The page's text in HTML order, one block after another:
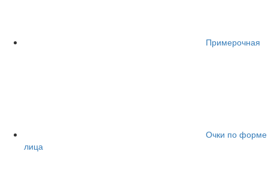
Примерочная
Очки по форме
лица